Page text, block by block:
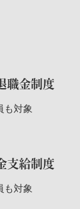
職金制度
も対象
支給制度
も対象